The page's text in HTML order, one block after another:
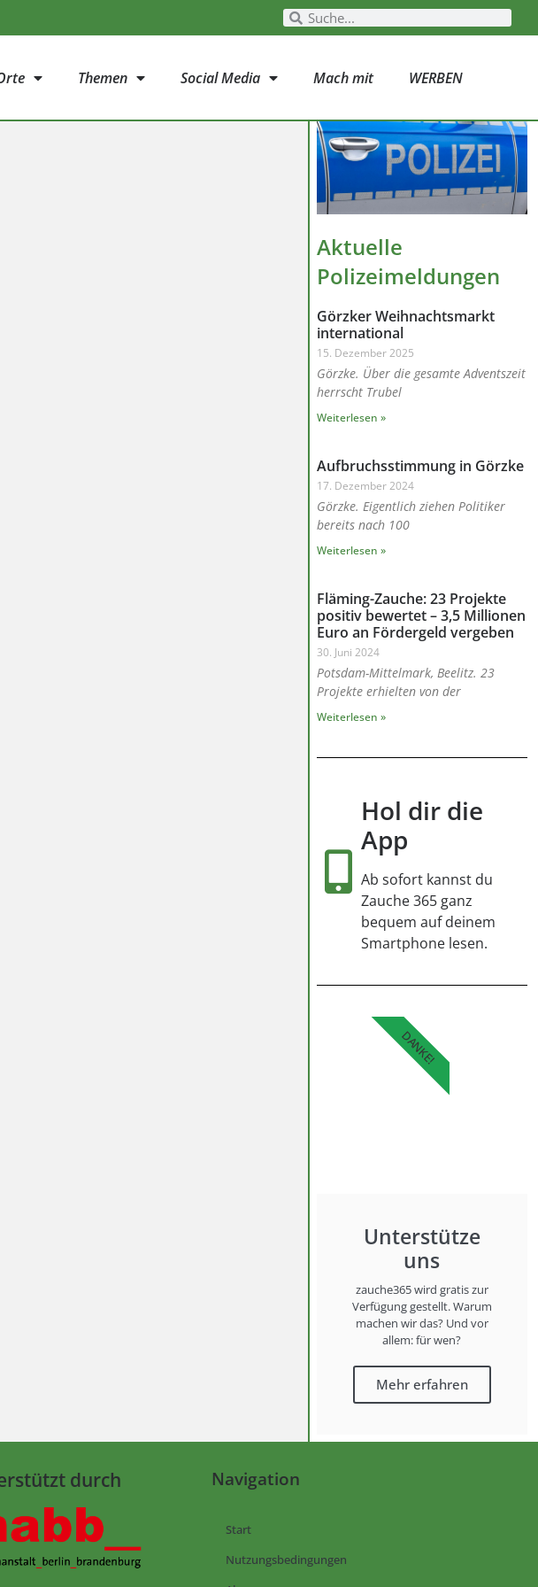
Themen Social Media Mach mit WERBEN
Aktuelle
Polizeimeldungen
Görzker Weihnachtsmarkt
international
15. Dezember 2025
Görzke. Über die gesamte Adventszeit
herrscht Trubel
Weiterlesen »
Aufbruchsstimmung in Görzke
17. Dezember 2024
Görzke. Eigentlich ziehen Politiker
bereits nach 100
Weiterlesen »
Fläming-Zauche: 23 Projekte
positiv bewertet – 3,5 Millionen
Euro an Fördergeld vergeben
30. Juni 2024
Potsdam-Mittelmark, Beelitz. 23
Projekte erhielten von der
Weiterlesen »
Hol dir die
App
Ab sofort kannst du
Zauche 365 ganz
bequem auf deinem
Smartphone lesen.
Unterstütze
uns
zauche365 wird gratis zur
Verfügung gestellt. Warum
machen wir das? Und vor
allem: für wen?
Mehr erfahren
DANKE!
durch Navigation
Start
Nutzungsbedingungen